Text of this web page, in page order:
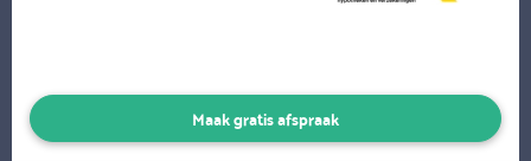
Maak gratis afspraak